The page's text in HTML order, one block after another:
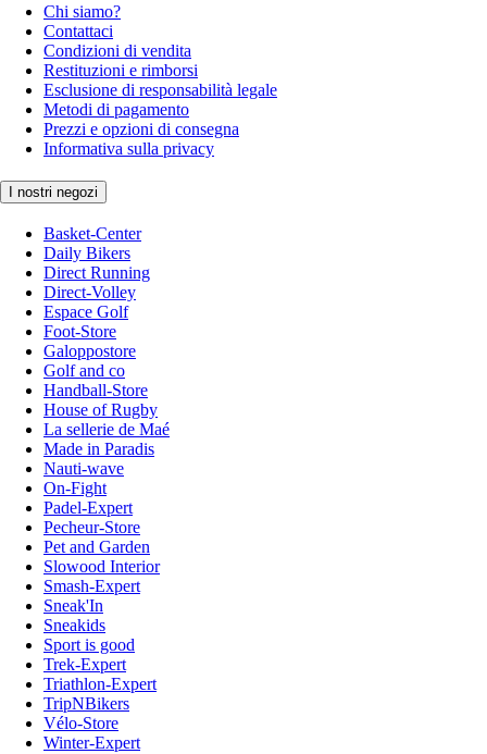
Chi siamo?
Contattaci
Condizioni di vendita
Restituzioni e rimborsi
Esclusione di responsabilità legale
Metodi di pagamento
Prezzi e opzioni di consegna
Informativa sulla privacy
I nostri negozi
Basket-Center
Daily Bikers
Direct Running
Direct-Volley
Espace Golf
Foot-Store
Galoppostore
Golf and co
Handball-Store
House of Rugby
La sellerie de Maé
Made in Paradis
Nauti-wave
On-Fight
Padel-Expert
Pecheur-Store
Pet and Garden
Slowood Interior
Smash-Expert
Sneak'In
Sneakids
Sport is good
Trek-Expert
Triathlon-Expert
TripNBikers
Vélo-Store
Winter-Expert